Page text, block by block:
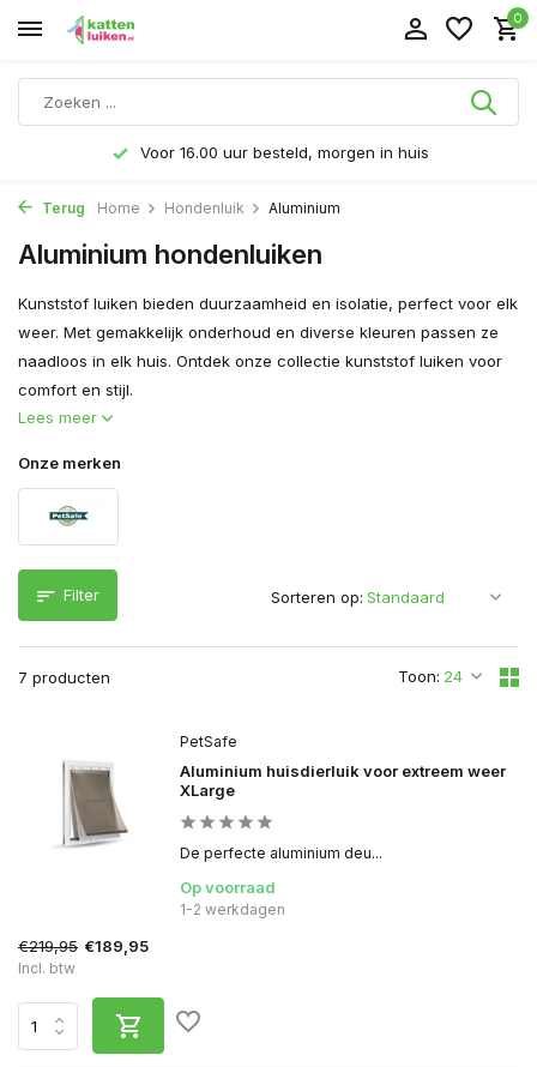
0
morgen in huis Gratis verzending v.a. €
Terug Home Hondenluik Aluminium
Aluminium hondenluiken
Kunststof luiken bieden duurzaamheid en isolatie, perfect voor elk
weer. Met gemakkelijk onderhoud en diverse kleuren passen ze
naadloos in elk huis. Ontdek onze collectie kunststof luiken voor
comfort en stijl.
Lees meer
Onze merken
Filter
7 producten Toon:
Sorteren op:
PetSafe
Aluminium huisdierluik voor extreem weer
XLarge
De perfecte aluminium deu...
Op voorraad
1-2 werkdagen
€219,95 €189,95
Incl. btw